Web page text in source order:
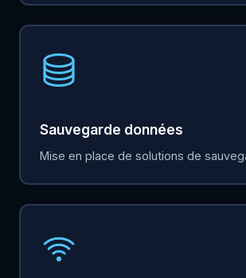
Sauvegarde données
Mise en place de solutions de